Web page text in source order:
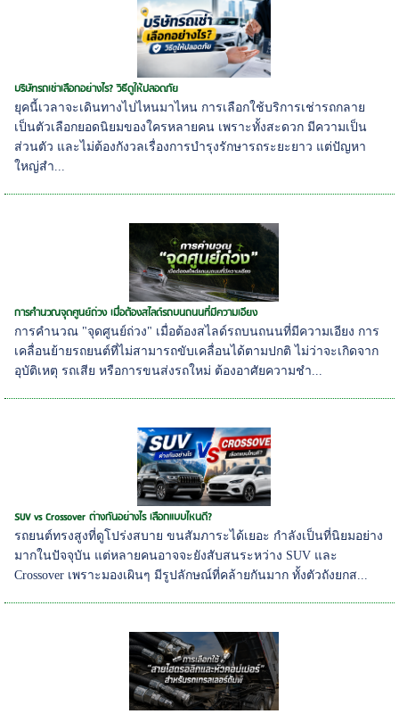
บริษัทรถเช่าเลือกอย่างไร? วิธีดูให้ปลอดภัย
ยุคนี้เวลาจะเดินทางไปไหนมาไหน การเลือกใช้บริการเช่ารถกลาย
เป็นตัวเลือกยอดนิยมของใครหลายคน เพราะทั้งสะดวก มีความเป็น
ส่วนตัว และไม่ต้องกังวลเรื่องการบำรุงรักษารถระยะยาว แต่ปัญหา
ใหญ่สำ...
การคำนวณจุดศูนย์ถ่วง เมื่อต้องสไลด์รถบนถนนที่มีความเอียง
การคำนวณ "จุดศูนย์ถ่วง" เมื่อต้องสไลด์รถบนถนนที่มีความเอียง การ
เคลื่อนย้ายรถยนต์ที่ไม่สามารถขับเคลื่อนได้ตามปกติ ไม่ว่าจะเกิดจาก
อุบัติเหตุ รถเสีย หรือการขนส่งรถใหม่ ต้องอาศัยความชำ...
SUV vs Crossover ต่างกันอย่างไร เลือกแบบไหนดี?
รถยนต์ทรงสูงที่ดูโปร่งสบาย ขนสัมภาระได้เยอะ กำลังเป็นที่นิยมอย่าง
มากในปัจจุบัน แต่หลายคนอาจจะยังสับสนระหว่าง SUV และ
Crossover เพราะมองเผินๆ มีรูปลักษณ์ที่คล้ายกันมาก ทั้งตัวถังยกส...